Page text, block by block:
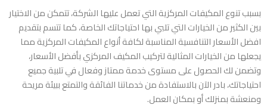
بسبب تنوع المكيفات المركزية التي تعمل عليها الشركة، تتمكن من الاختيار
بين الكثير من الخيارات التي تلبي بها احتياجاتك الخاصة، كما تتسم بتقديم
افضل الأسعار التنافسية المناسبة لكافة أنواع المكيفات المركزية مما
يجعلها من الخيارات المثالية لتركيب المكيف المركزي بأفضل الأسعار،
وتضمن لك الحصول على مستوى خدمة ممتاز وفعال في تلبية جميع
احتياجاتك، بادر الآن بالاستفادة من خدماتنا الفائقة والتمتع ببيئة مريحة
ومنعشة بمنزلك أو بمكان العمل.